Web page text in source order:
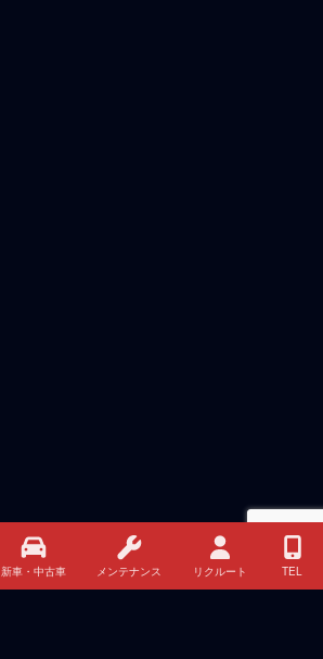
新車・中古車 メンテナンス リクルート TEL